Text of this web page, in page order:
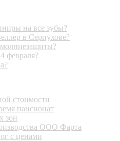
на все зубы?
в Серпухове?
февраля?
стоимости
пансионат
зон
ООО Фарта
с ценами